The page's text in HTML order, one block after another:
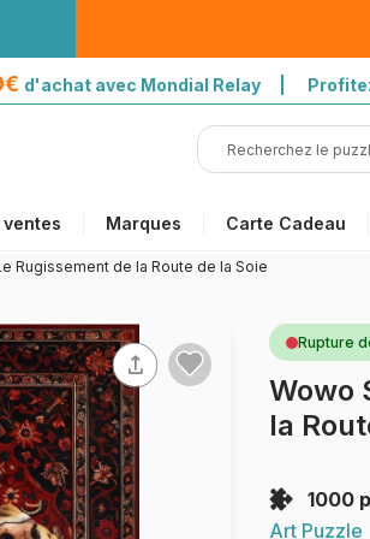
d'achat avec Mondial Relay |
Marques Carte Cadeau
Rugissement de la Route de la Soie
Rupture
Wowo
la
1000
Art Puzzle